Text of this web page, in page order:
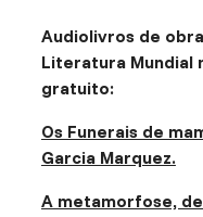
Audiolivros de
Literatura Mundial
gratuito:
Os Funerais de
Garcia Marquez.
A metamorfose,